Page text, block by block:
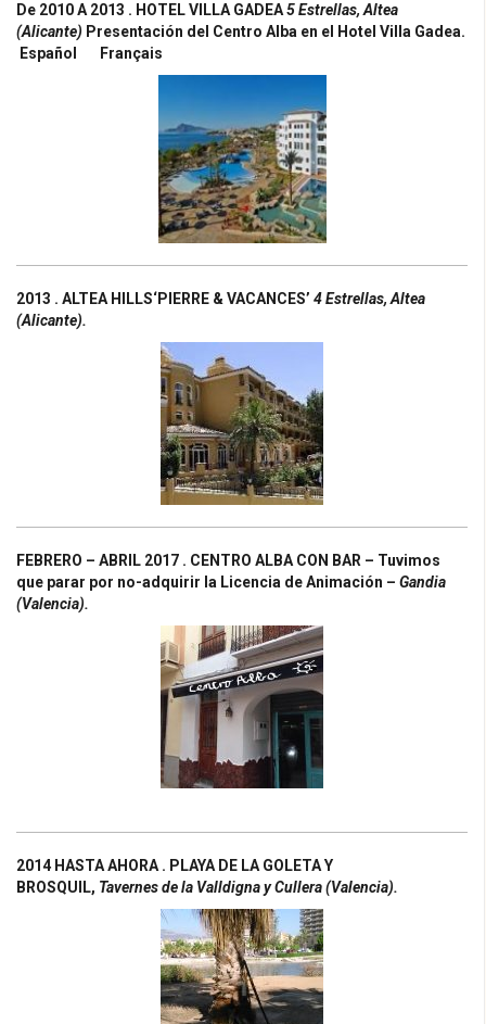
De 2010 A 2013 . HOTELVILLA GADEA5 Estrellas, Altea
(Alicante) Presentación del Centro Alba en el Hotel Villa Gadea.
Español
Français
2013 . ALTEA HILLS‘PIERRE & VACANCES’ 4 Estrellas, Altea
(Alicante).
FEBRERO – ABRIL 2017 . CENTRO ALBA CON BAR – Tuvimos
que parar por no-adquirir la Licencia de Animación – Gandia
(Valencia).
2014 HASTA AHORA . PLAYA DE LA GOLETA Y
BROSQUIL, Tavernes de la Valldigna y Cullera (Valencia).